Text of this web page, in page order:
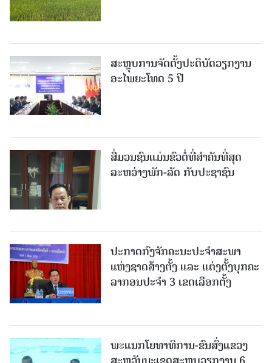
ສະຫຼຸບການຈັດຕັ້ງປະຕິບັດວຽກງານ
ອະໄພຍະໂທດ 5 ປີ
ສື່ມວນຊົນແມ່ນຂົວຕໍ່ທີ່ສໍາຄັນທີ່ສຸດ
ລະຫວ່າງພັກ-ລັດ ກັບປະຊາຊົນ
ປະກາດກົງຈັກຄະນະປະຈໍາສະພາ
ແຫ່ງຊາດສ້າງຕັ້ງ ແລະ ແຕ່ງຕັ້ງບຸກຄະ
ລາກອນປະຈໍາ 3 ເຂດເລືອກຕັ້ງ
ພະແນກໂຍທາທິການ-ຂົນສົ່ງແຂວງ